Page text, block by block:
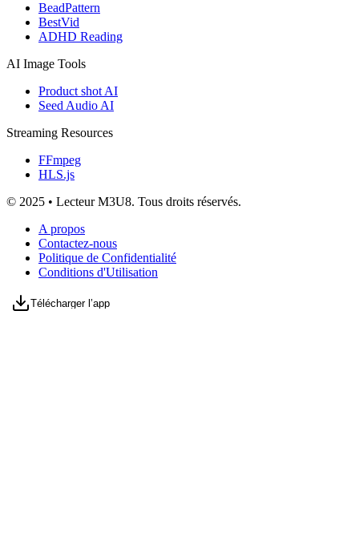
BeadPattern
BestVid
ADHD Reading
AI Image Tools
Product shot AI
Seed Audio AI
Streaming Resources
FFmpeg
HLS.js
© 2025 • Lecteur M3U8. Tous droits réservés.
A propos
Contactez-nous
Politique de Confidentialité
Conditions d'Utilisation
Télécharger l’app